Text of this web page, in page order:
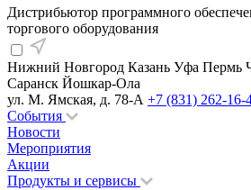
Дистрибьютор программного
торгового оборудования
Нижний Новгород Казань Уфа Пермь
Саранск Йошкар-Ола
ул. М. Ямская, д. 78-А +7 (831) 262-16-
События
Новости
Мероприятия
Акции
Продукты и сервисы